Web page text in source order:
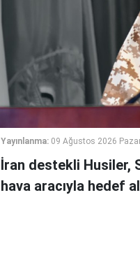
Yayınlanma: 09 Ağustos 2026
İran destekli Husiler,
hava aracıyla hedef